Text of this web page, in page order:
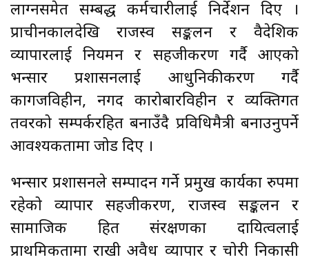
लाग्नसमेत सम्बद्ध कर्मचारीलाई निर्देशन दिए ।
प्राचीनकालदेखि राजस्व सङ्कलन र वैदेशिक
व्यापारलाई नियमन र सहजीकरण गर्दै आएको
भन्सार प्रशासनलाई आधुनिकीकरण गर्दै
कागजविहीन, नगद कारोबारविहीन र व्यक्तिगत
तवरको सम्पर्करहित बनाउँदै प्रविधिमैत्री बनाउनुपर्ने
आवश्यकतामा जोड दिए ।
भन्सार प्रशासनले सम्पादन गर्ने प्रमुख कार्यका रुपमा
रहेको व्यापार सहजीकरण, राजस्व सङ्कलन र
सामाजिक हित संरक्षणका दायित्वलाई
प्राथमिकतामा राखी अवैध व्यापार र चोरी निकासी